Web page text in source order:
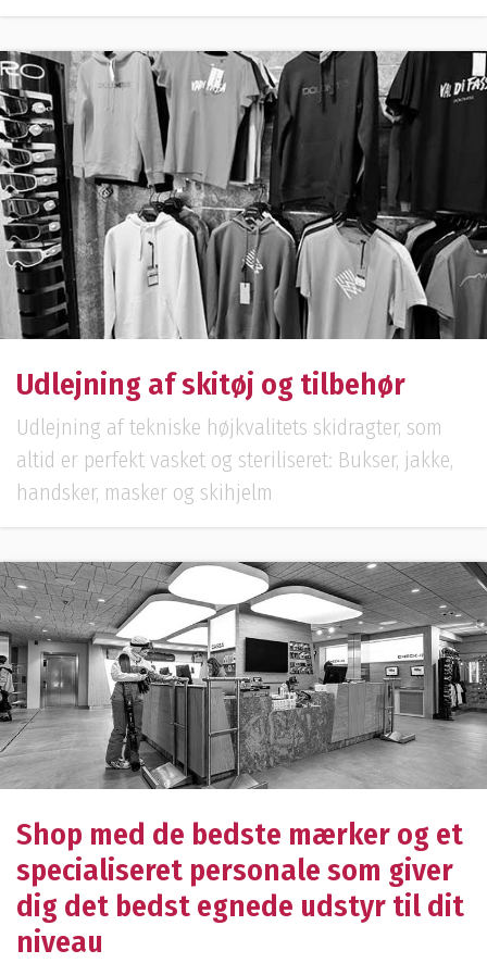
Udlejning af skitøj og tilbehør
Udlejning af tekniske højkvalitets skidragter, som
altid er perfekt vasket og steriliseret: Bukser, jakke,
handsker, masker og skihjelm
Shop med de bedste mærker og et
specialiseret personale som giver
dig det bedst egnede udstyr til dit
niveau